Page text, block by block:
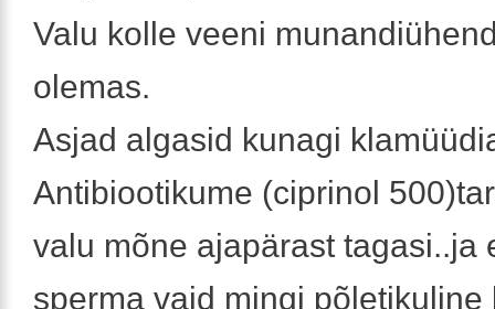
Valu kolle veeni
olemas.
Asjad algasid kunagi
Antibiootikume (ciprinol
valu mõne ajapärast tagasi..ja
sperma vaid mingi põletikuline